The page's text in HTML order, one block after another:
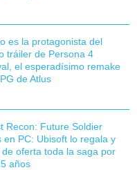
es la protagonista del
tráiler de Persona 4
el esperadísimo remake
de Atlus
Recon: Future Soldier
en PC: Ubisoft lo regala y
de oferta toda la saga por
años